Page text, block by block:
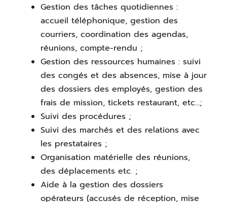
Gestion des tâches quotidiennes :
accueil téléphonique, gestion des
courriers, coordination des agendas,
réunions, compte-rendu ;
Gestion des ressources humaines : suivi
des congés et des absences, mise à jour
des dossiers des employés, gestion des
frais de mission, tickets restaurant, etc…;
Suivi des procédures ;
Suivi des marchés et des relations avec
les prestataires ;
Organisation matérielle des réunions,
des déplacements etc. ;
Aide à la gestion des dossiers
opérateurs (accusés de réception, mise